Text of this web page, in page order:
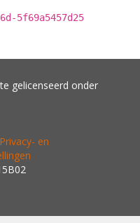
5f69a5457d25
gelicenseerd onder
Privacy- en